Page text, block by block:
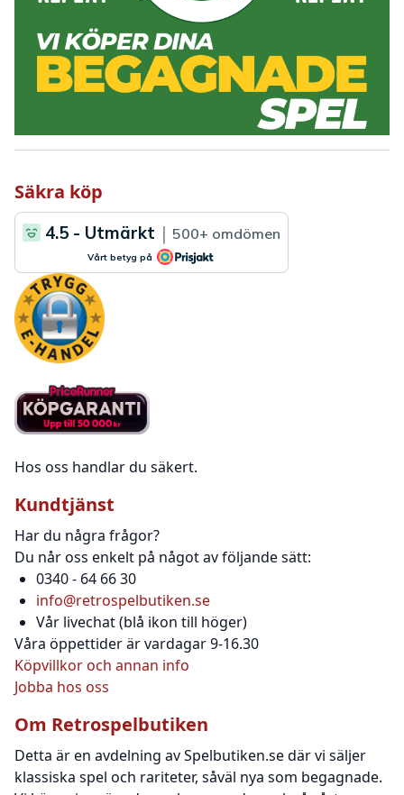
Säkra köp
Hos oss handlar du säkert.
Kundtjänst
Har du några frågor?
Du når oss enkelt på något av följande sätt:
0340 - 64 66 30
info@retrospelbutiken.se
Vår livechat (blå ikon till höger)
Våra öppettider är vardagar 9-16.30
Köpvillkor och annan info
Jobba hos oss
Om Retrospelbutiken
Detta är en avdelning av Spelbutiken.se där vi säljer
klassiska spel och rariteter, såväl nya som begagnade.